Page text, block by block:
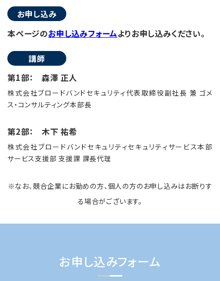
お申し込み
本ページのお申し込みフォームよりお申し込みください。
講師
第1部： 森澤 正人
株式会社ブロードバンドセキュリティ代表取締役副社長 兼 ゴメ
ス・コンサルティング本部長
第2部： 木下 祐希
株式会社ブロードバンドセキュリティセキュリティサービス本部
サービス支援部 支援課 課長代理
※なお、競合企業にお勤めの方、個人の方のお申し込みはお断りす
る場合がございます。
お申し込みフォーム